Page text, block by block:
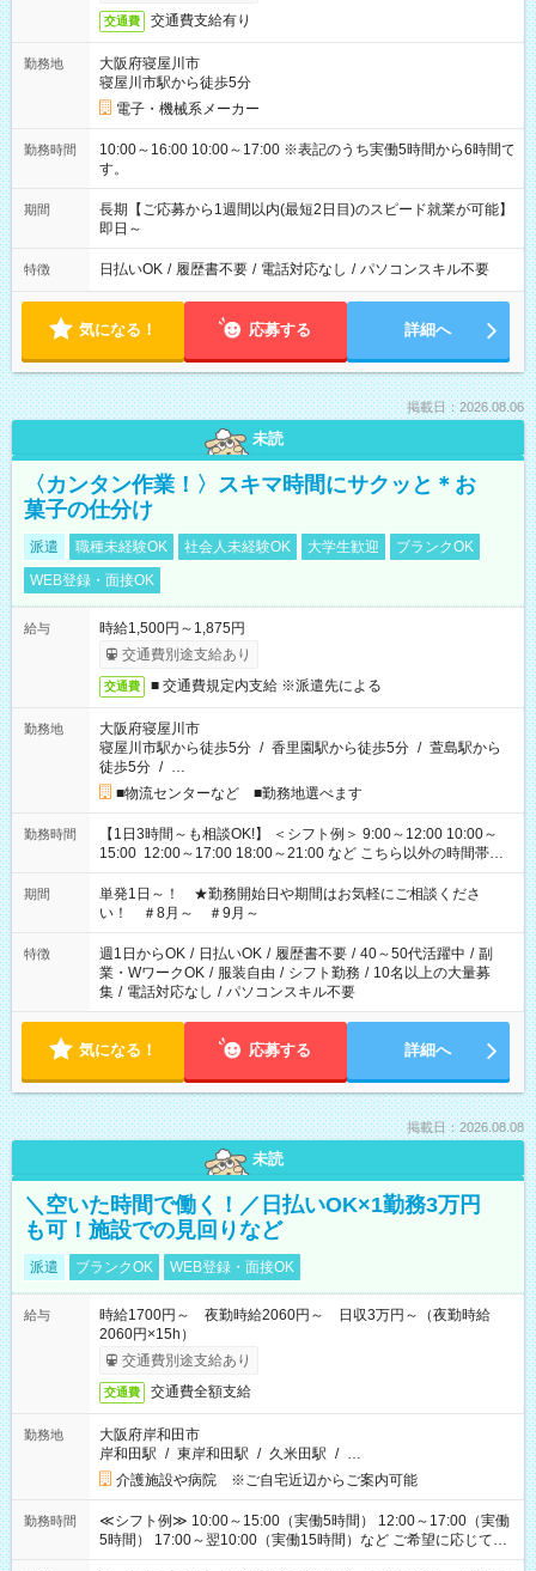
交通費 交通費支給有り
勤務地
大阪府寝屋川市
寝屋川市駅から徒歩5分
電子・機械系メーカー
勤務時間
10:00～16:00 10:00～17:00 ※表記のうち実働5時間から6時間で
す。
期間
長期【ご応募から1週間以内(最短2日目)のスピード就業が可能】
即日～
特徴 日払いOK / 履歴書不要 / 電話対応なし / パソコンスキル不要
気になる！ 応募する 詳細へ
掲載日：2026.08.06
未読
〈カンタン作業！〉スキマ時間にサクッと＊お
菓子の仕分け
派遣 職種未経験OK 社会人未経験OK 大学生歓迎
ブランクOK
WEB登録・面接OK
給与
時給1,500円～1,875円
交通費別途支給あり
交通費 ■ 交通費規定内支給 ※派遣先による
勤務地
大阪府寝屋川市
寝屋川市駅から徒歩5分 / 香里園駅から徒歩5分 / 萱島駅から
徒歩5分 / …
■物流センターなど ■勤務地選べます
勤務時間
【1日3時間～も相談OK!】 ＜シフト例＞ 9:00～12:00 10:00～
15:00 12:00～17:00 18:00～21:00 など こちら以外の時間帯も
お気軽にご相談ください！
期間
単発1日～！ ★勤務開始日や期間はお気軽にご相談くださ
い！ ＃8月～ ＃9月～
特徴 週1日からOK / 日払いOK / 履歴書不要 / 40～50代活躍中 / 副
業・WワークOK / 服装自由 / シフト勤務 / 10名以上の大量募
集 / 電話対応なし / パソコンスキル不要
気になる！ 応募する 詳細へ
掲載日：2026.08.08
未読
＼空いた時間で働く！／日払いOK×1勤務3万円
も可！施設での見回りなど
派遣 ブランクOK WEB登録・面接OK
給与
時給1700円～ 夜勤時給2060円～ 日収3万円～（夜勤時給
2060円×15h）
交通費別途支給あり
交通費 交通費全額支給
勤務地
大阪府岸和田市
岸和田駅 / 東岸和田駅 / 久米田駅 / …
介護施設や病院 ※ご自宅近辺からご案内可能
勤務時間
≪シフト例≫ 10:00～15:00（実働5時間） 12:00～17:00（実働
5時間） 17:00～翌10:00（実働15時間）など ご希望に応じて、
働く時間は調整できます！ お気軽に担当へ相談ください！